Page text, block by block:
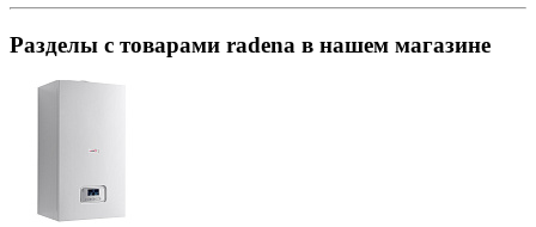
Разделы с товарами radena в нашем магазине